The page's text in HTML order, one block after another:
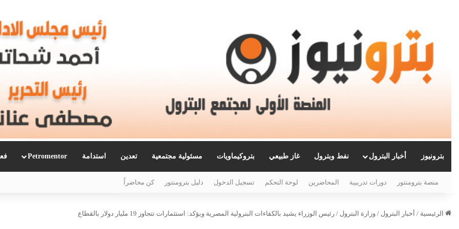
بترونيوز أخبار البترول نفط وبترول غاز طبيعي بتروكيماويات مسئولية مجتمعية تعدين استدامة Petromentor
منصة بترومنتور دورات تدريبية المحاضرين لوحة التحكم تسجيل الدخول دليل بترومنتور كن محاضراً
الرئيسية / أخبار البترول / وزارة البترول / رئيس الوزراء يشيد بالكفاءات البترولية المصرية ويؤكد: استثمارات تتجاوز 19 مليار دولار بالقطاع